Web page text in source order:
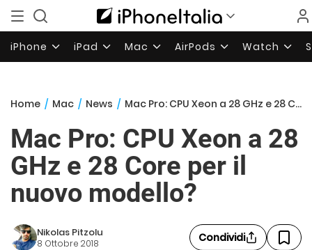
iPhone iPad Mac AirPods Watch
Home / Mac / News / Mac Pro: CPU Xeon a 28 GHz e 28 Core per il nuovo modello?
Mac Pro: CPU Xeon a 28
GHz e 28 Core per il
nuovo modello?
Nikolas Pitzolu
8 Ottobre 2018 Condividi